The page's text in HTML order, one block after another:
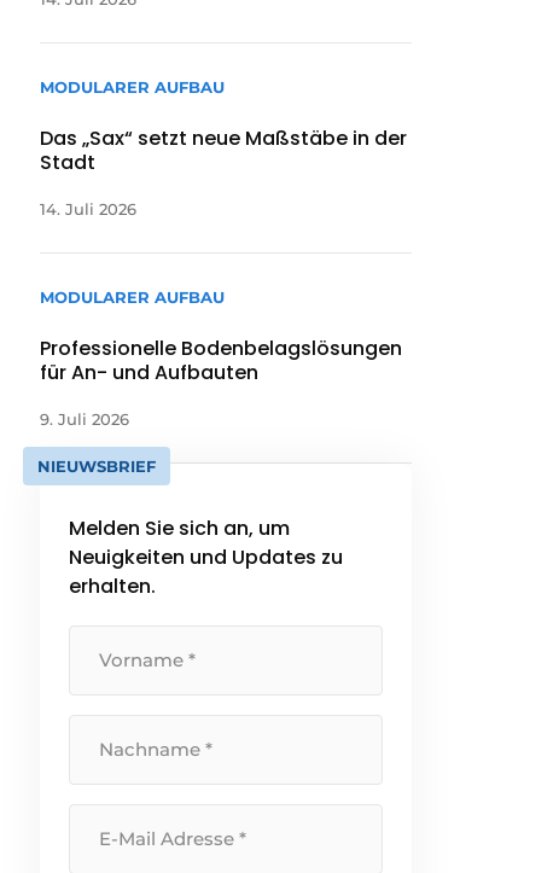
MODULARER AUFBAU
Das „Sax“ setzt neue Maßstäbe in der
Stadt
14. Juli 2026
MODULARER AUFBAU
Professionelle Bodenbelagslösungen
für An- und Aufbauten
9. Juli 2026
NIEUWSBRIEF
Melden Sie sich an, um
Neuigkeiten und Updates zu
erhalten.